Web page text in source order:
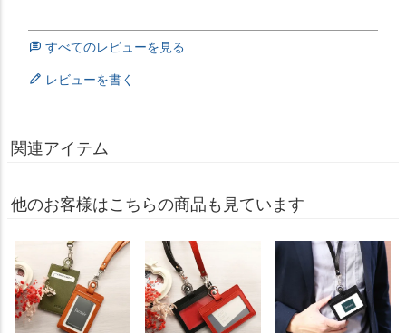
すべてのレビューを見る
レビューを書く
関連アイテム
他のお客様はこちらの商品も見ています